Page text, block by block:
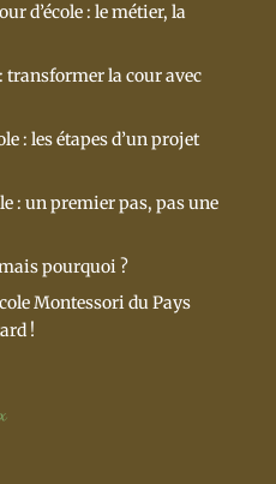
d’école : le métier, la
la cour avec
: les étapes d’un projet
: un premier pas, pas une
pourquoi ?
Montessori du Pays
!